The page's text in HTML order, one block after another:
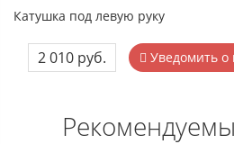
Катушка под левую руку
2 010 руб. Уведомить о